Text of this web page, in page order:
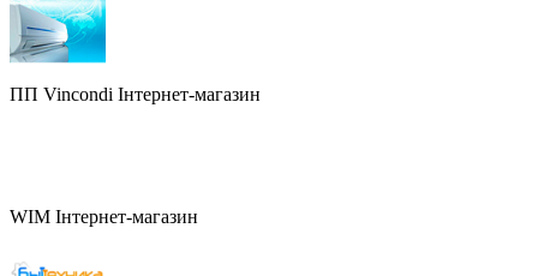
ПП Vincondi Інтернет-магазин
WIM Інтернет-магазин